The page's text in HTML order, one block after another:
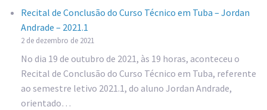
Recital de Conclusão do Curso Técnico em Tuba – Jordan
Andrade – 2021.1
2 de dezembro de 2021
No dia 19 de outubro de 2021, às 19 horas, aconteceu o
Recital de Conclusão do Curso Técnico em Tuba, referente
ao semestre letivo 2021.1, do aluno Jordan Andrade,
orientado…